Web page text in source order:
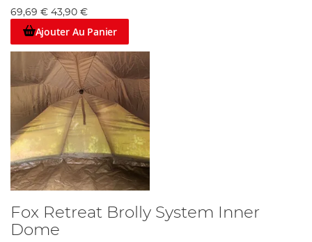
69,69 € 43,90 €
Ajouter Au Panier
Fox Retreat Brolly System Inner
Dome